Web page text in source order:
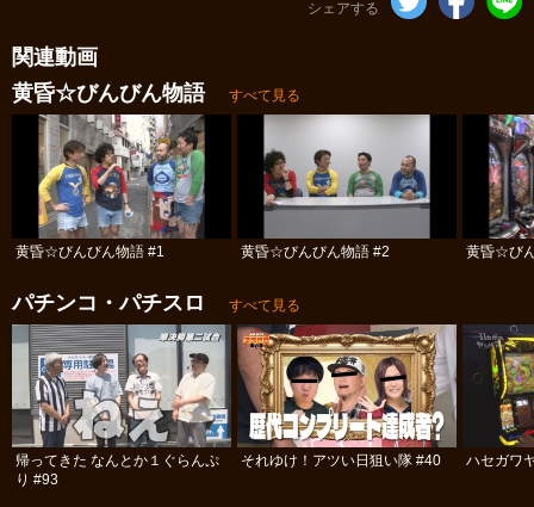
シェアする
関連動画
黄昏☆びんびん物語
すべて見る
黄昏☆びんびん物語 #1 黄昏☆びんびん物語 #2 黄昏☆び
パチンコ・パチスロ すべて見る
帰ってきた なんとか１ぐらんぷ
り #93
それゆけ！アツい日狙い隊 #40 ハセガワ